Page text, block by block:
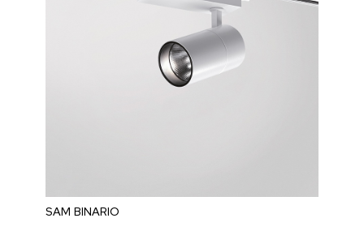
SAM BINARIO